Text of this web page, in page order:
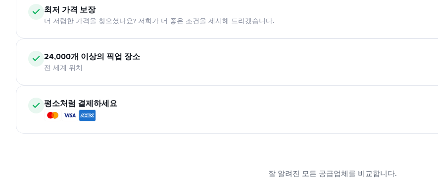
최저 가격 보장
더 저렴한 가격을 찾으셨나요? 저희가 더 좋은 조건을 제시해 드리겠습니다.
24,000개 이상의 픽업 장소
전 세계 위치
평소처럼 결제하세요
잘 알려진 모든 공급업체를 비교합니다.